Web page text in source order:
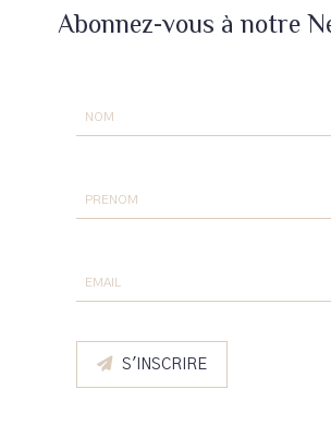
Abonnez-vous à notre
S'INSCRIRE